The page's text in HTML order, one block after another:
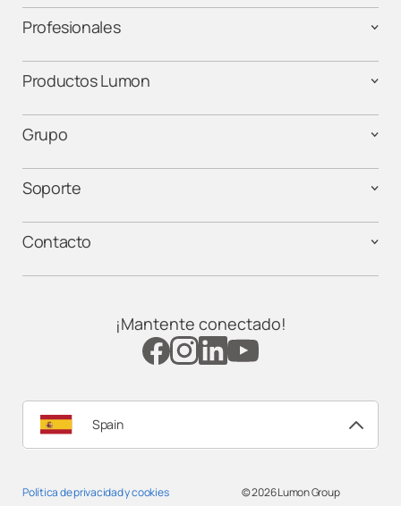
Profesionales
Productos Lumon
Grupo
Soporte
Contacto
¡Mantente conectado!
Spain
Política de privacidad y cookies
© 2026Lumon Group